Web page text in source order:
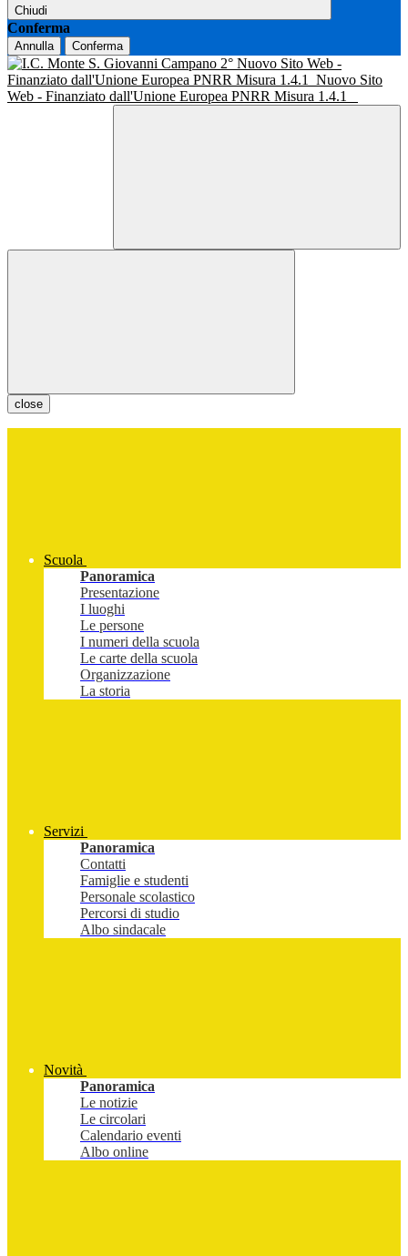
Chiudi
Conferma
Annulla Conferma
Nuovo Sito Web -
Finanziato dall'Unione Europea PNRR Misura 1.4.1
Nuovo Sito
Web - Finanziato dall'Unione Europea PNRR Misura 1.4.1
close
Scuola
Panoramica
Presentazione
I luoghi
Le persone
I numeri della scuola
Le carte della scuola
Organizzazione
La storia
Servizi
Panoramica
Contatti
Famiglie e studenti
Personale scolastico
Percorsi di studio
Albo sindacale
Novità
Panoramica
Le notizie
Le circolari
Calendario eventi
Albo online